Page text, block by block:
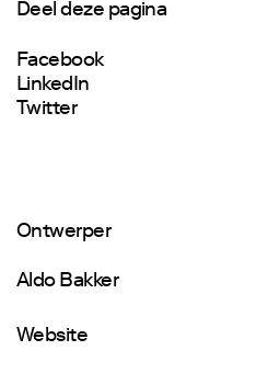
Deel deze pagina
Facebook
LinkedIn
Twitter
Ontwerper
Aldo Bakker
Website